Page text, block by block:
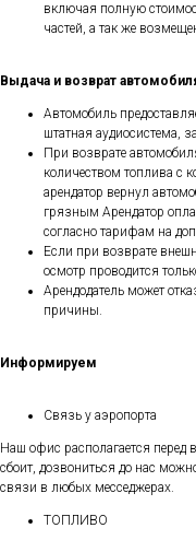
включая полную
частей, а так же
Выдача и возврат
Автомобиль
штатная аудиосистема,
При возврате
количеством топлива с
арендатор вернул
грязным Арендатор
согласно тарифам на
Если при возврате
осмотр проводится
Арендодатель может
причины.
Информируем
Связь у аэропорта
Наш офис располагается перед
сбоит, дозвониться до нас
связи в любых месседжерах.
ТОПЛИВО